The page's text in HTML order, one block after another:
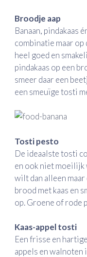
Broodje aap
Banaan, pindakaas
combinatie maar op
heel goed en
pindakaas op een
smeer daar een
een smeuïge tosti
Tosti pesto
De ideaalste tosti
en ook niet moeilijk
wilt dan alleen maar
brood met kaas en
op. Groene of
Kaas-appel tosti
Een frisse en
appels en walnoten